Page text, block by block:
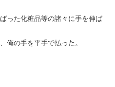
った化粧品等の諸々に手を伸ば
俺の手を平手で払った。